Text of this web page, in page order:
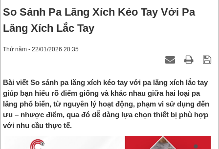
So Sánh Pa Lăng Xích Kéo Tay Với Pa
Lăng Xích Lắc Tay
Thứ năm - 22/01/2026 20:35
Bài viết So sánh pa lăng xích kéo tay với pa lăng xích lắc tay
giúp bạn hiểu rõ điểm giống và khác nhau giữa hai loại pa
lăng phổ biến, từ nguyên lý hoạt động, phạm vi sử dụng đến
ưu – nhược điểm, qua đó dễ dàng lựa chọn thiết bị phù hợp
với nhu cầu thực tế.